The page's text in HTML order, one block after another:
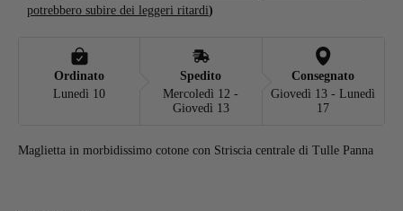
potrebbero subire dei leggeri ritardi)
Ordinato
Lunedì 10
Spedito
Mercoledì 12 -
Giovedì 13
Consegnato
Giovedì 13 - Lunedì
17
Maglietta in morbidissimo cotone con Striscia centrale di Tulle Panna